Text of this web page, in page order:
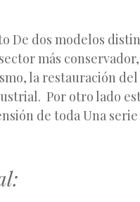
De dos modelos
más
la restauración
Por otro lado
de toda Una